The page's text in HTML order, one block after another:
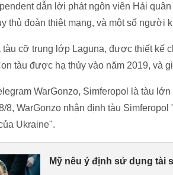
dẫn lời phát ngôn viên Hải
thủ đoàn thiệt mạng, và một số người
tàu cỡ trung lớp Laguna, được thiết kế
tàu được hạ thủy vào năm 2019, và
WarGonzo, Simferopol là tàu
8, WarGonzo nhận định tàu
Ukraine".
Mỹ nêu ý định sử dụng tài